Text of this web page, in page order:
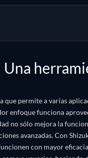
permite a varias
enfoque funciona
no sólo mejora la
avanzadas. Con
con mayor